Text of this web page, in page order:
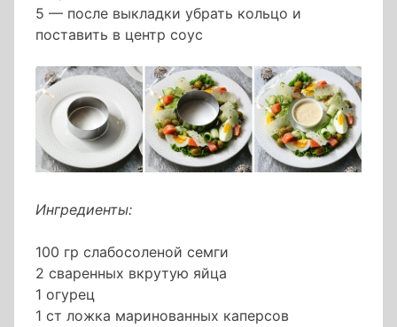
5 — после выкладки убрать кольцо и
поставить в центр соус
Ингредиенты:
100 гр слабосоленой семги
2 сваренных вкрутую яйца
1 огурец
1 ст ложка маринованных каперсов